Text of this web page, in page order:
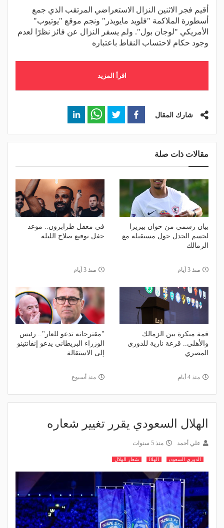
أقيم فجر الاثنين النزال الاستعراضي المرتقب الذي جمع
أسطورة الملاكمة "فلويد مايويذر" ونجم موقع "يوتيوب"
الأمريكي "لوجان بول". ولم يسفر النزال عن فائز نظرًا لعدم
وجود حكام لاحتساب النقاط باعتباره
اقرأ المزيد
شارك المقال
مقالات ذات صلة
بيان رسمي من خوان بيزيرا
لحسم الجدل حول مستقبله مع
الزمالك
منذ 3 أيام
في معقل طرابزون.. موعد
حفل توقيع صلاح الليلة
منذ 3 أيام
قمة مبكرة بين الزمالك
والأهلي.. قرعة نارية للدوري
المصري
منذ 4 أيام
"مقترحاته تدعو للعار".. رئيس
الوزراء البريطاني يدعو إنفانتينو
إلى الاستقالة
منذ أسبوع
الهلال السعودي يقرر تغيير شعاره
علي أحمد منذ 5 سنوات
الدوري السعودي الهلال شعار الهلال